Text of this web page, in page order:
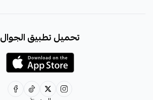
decora6586@gmail.com
تحميل تطبيق الجوال